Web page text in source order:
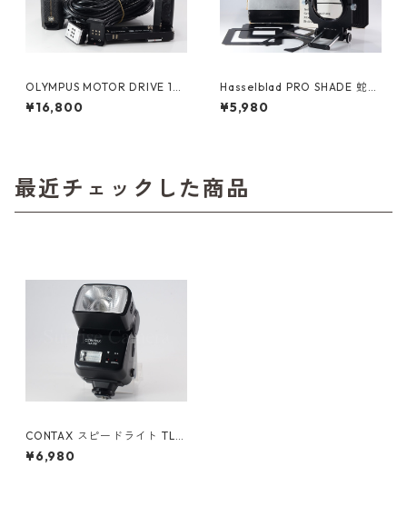
OLYMPUS MOTOR DRIVE 1
バッテリーホルダー シンクロ
ケーブル (61473)
¥16,800
Hasselblad PRO SHADE 蛇腹
フード 40231, 120-135-150
マスク, Gelatin Filter Holder
¥5,980
最近チェックした商品
CONTAX スピードライト TLA
280 コンタックス (61251)
¥6,980